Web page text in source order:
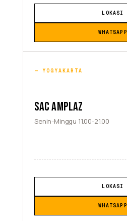
LOKASI
WHATSAPP
YOGYAKARTA
SAC AMPLAZ
Senin-Minggu 11.00-21.00
LOKASI
WHATSAPP